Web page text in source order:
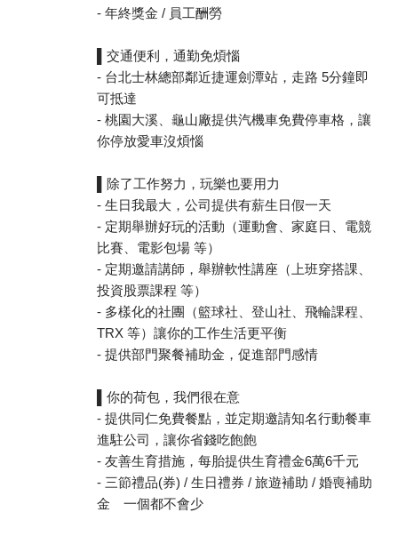
- 年終獎金 / 員工酬勞
▌交通便利，通勤免煩惱
- 台北士林總部鄰近捷運劍潭站，走路 5分鐘即
可抵達
- 桃園大溪、龜山廠提供汽機車免費停車格，讓
你停放愛車沒煩惱
▌除了工作努力，玩樂也要用力
- 生日我最大，公司提供有薪生日假一天
- 定期舉辦好玩的活動（運動會、家庭日、電競
比賽、電影包場 等）
- 定期邀請講師，舉辦軟性講座（上班穿搭課、
投資股票課程 等）
- 多樣化的社團（籃球社、登山社、飛輪課程、
TRX 等）讓你的工作生活更平衡
- 提供部門聚餐補助金，促進部門感情
▌你的荷包，我們很在意
- 提供同仁免費餐點，並定期邀請知名行動餐車
進駐公司，讓你省錢吃飽飽
- 友善生育措施，每胎提供生育禮金6萬6千元
- 三節禮品(券) / 生日禮券 / 旅遊補助 / 婚喪補助
金 一個都不會少